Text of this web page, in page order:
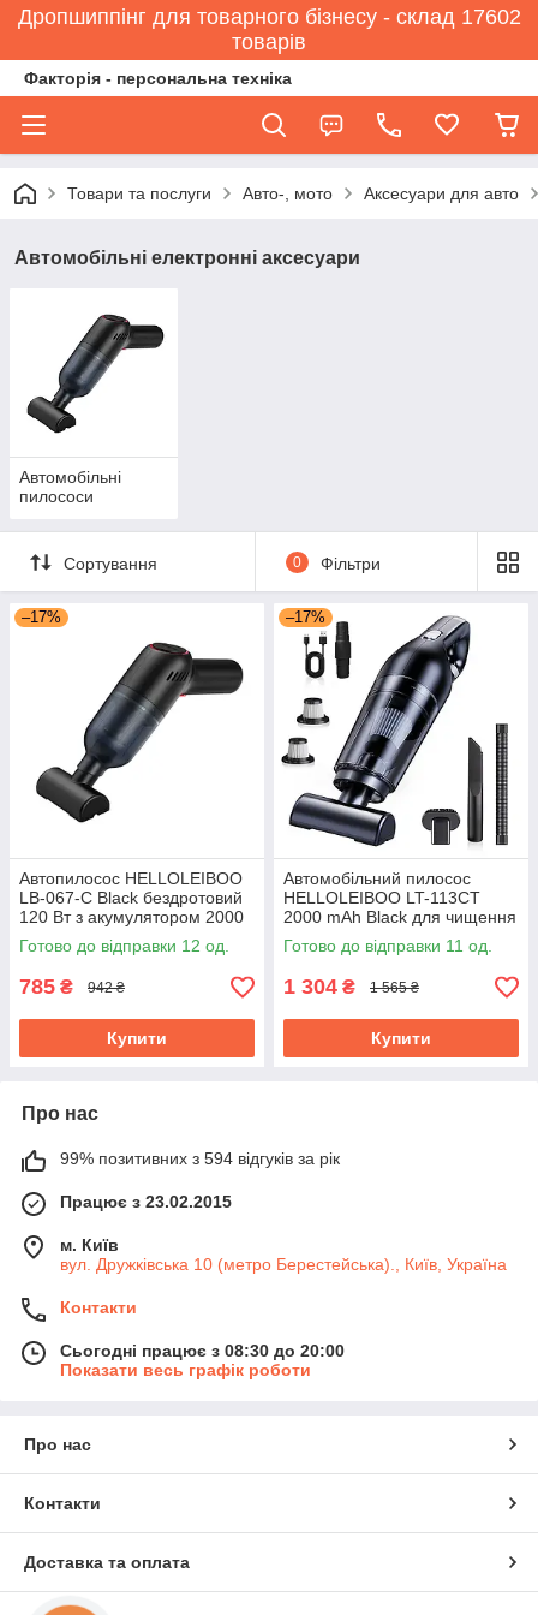
Дропшиппінг для товарного бізнесу - склад 17602
товарів
Факторія - персональна техніка
Товари та послуги Авто-, мото Аксесуари для авто
Автомобільні електронні аксесуари
Автомобільні
пилососи
Сортування 0 Фільтри
–17%
Автопилосос HELLOLEIBOO
LB-067-C Black бездротовий
120 Вт з акумулятором 2000
mAh для сухого прибирання
Готово до відправки 12 од.
785 ₴ 942 ₴
Купити
–17%
Автомобільний пилосос
HELLOLEIBOO LT-113CT
2000 mAh Black для чищення
салону вологого та сухого
прибирання
Готово до відправки 11 од.
1 304 ₴ 1 565 ₴
Купити
Про нас
99% позитивних з 594 відгуків за рік
Працює з 23.02.2015
м. Київ
вул. Дружківська 10 (метро Берестейська)., Київ, Україна
Контакти
Сьогодні працює з 08:30 до 20:00
Показати весь графік роботи
Про нас
Контакти
Доставка та оплата